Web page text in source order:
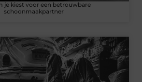
je kiest voor een betrouwbare
schoonmaakpartner